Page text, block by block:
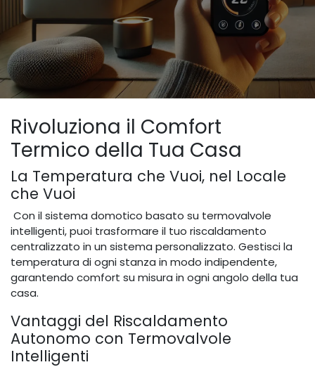
Rivoluziona il Comfort
Termico della Tua Casa
La Temperatura che Vuoi, nel Locale
che Vuoi
Con il sistema domotico basato su termovalvole
intelligenti, puoi trasformare il tuo riscaldamento
centralizzato in un sistema personalizzato. Gestisci la
temperatura di ogni stanza in modo indipendente,
garantendo comfort su misura in ogni angolo della tua
casa.
Vantaggi del Riscaldamento
Autonomo con Termovalvole
Intelligenti